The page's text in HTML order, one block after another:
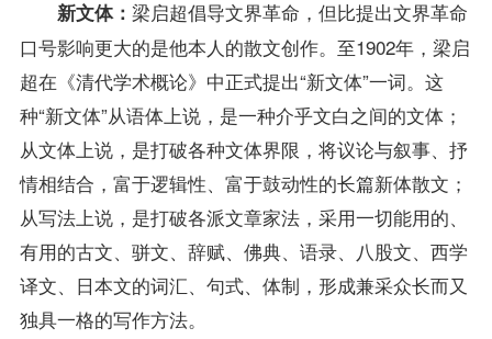
新文体： 梁启超倡导文界革命，但比提出文界革命
口号影响更大的是他本人的散文创作。至1902年，梁启
超在《清代学术概论》中正式提出“新文体”一词。这
种“新文体”从语体上说，是一种介乎文白之间的文体；
从文体上说，是打破各种文体界限，将议论与叙事、抒
情相结合，富于逻辑性、富于鼓动性的长篇新体散文；
从写法上说，是打破各派文章家法，采用一切能用的、
有用的古文、骈文、辞赋、佛典、语录、八股文、西学
译文、日本文的词汇、句式、体制，形成兼采众长而又
独具一格的写作方法。